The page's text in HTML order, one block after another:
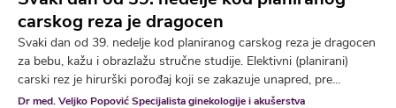
carskog reza je dragocen
Svaki dan od 39. nedelje kod planiranog carskog reza je dragocen
za bebu, kažu i obrazlažu stručne studije. Elektivni (planirani)
carski rez je hirurški porođaj koji se zakazuje unapred, pre...
Dr med. Veljko Popović Specijalista ginekologije i akušerstva